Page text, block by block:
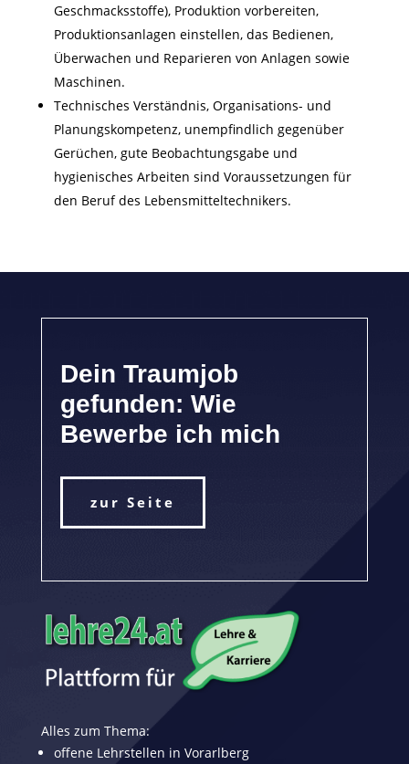
Geschmacksstoffe), Produktion vorbereiten,
Produktionsanlagen einstellen, das Bedienen,
Überwachen und Reparieren von Anlagen sowie
Maschinen.
Technisches Verständnis, Organisations- und
Planungskompetenz, unempfindlich gegenüber
Gerüchen, gute Beobachtungsgabe und
hygienisches Arbeiten sind Voraussetzungen für
den Beruf des Lebensmitteltechnikers.
Dein Traumjob
gefunden: Wie
Bewerbe ich mich
zur Seite
Alles zum Thema:
offene Lehrstellen in Vorarlberg